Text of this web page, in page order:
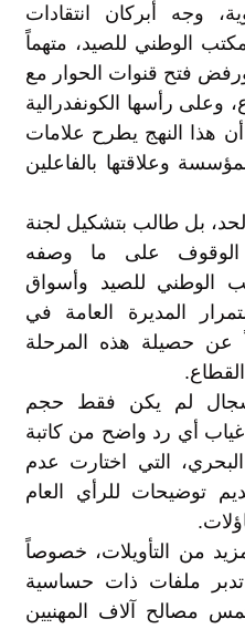
وجه أبركان انتقادات
الوطني للصيد، متهماً
ورفض فتح قنوات الحوار مع
وعلى رأسها الكونفدرالية
أن هذا النهج يطرح علامات
وعلاقتها بالفاعلين
بل طالب بتشكيل لجنة
على ما وصفه
الوطني للصيد وأسواق
المديرة العامة في
عن حصيلة هذه المرحلة
لم يكن فقط حجم
غياب أي رد واضح من كاتبة
البحري، التي اختارت عدم
توضيحات للرأي العام
من التأويلات، خصوصاً
ملفات ذات حساسية
مصالح آلاف المهنيين